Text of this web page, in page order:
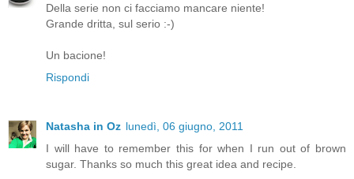
Della serie non ci facciamo mancare niente!
Grande dritta, sul serio :-)
Un bacione!
Rispondi
Natasha in Oz lunedì, 06 giugno, 2011
I will have to remember this for when I run out of brown
sugar. Thanks so much this great idea and recipe.